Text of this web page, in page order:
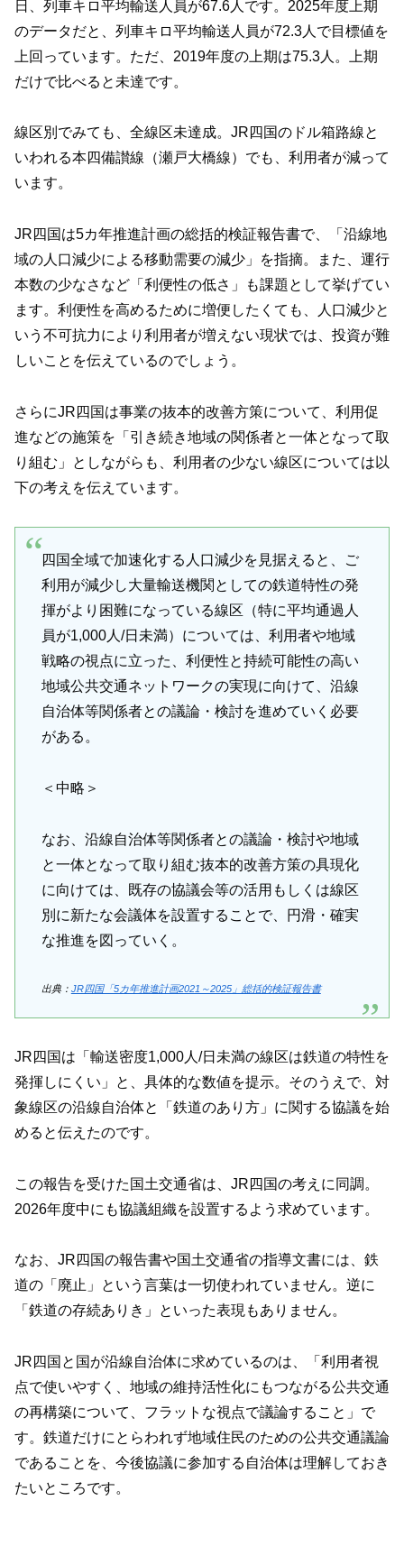
日、列車キロ平均輸送人員が67.6人です。2025年度上期
のデータだと、列車キロ平均輸送人員が72.3人で目標値を
上回っています。ただ、2019年度の上期は75.3人。上期
だけで比べると未達です。
線区別でみても、全線区未達成。JR四国のドル箱路線と
いわれる本四備讃線（瀬戸大橋線）でも、利用者が減って
います。
JR四国は5カ年推進計画の総括的検証報告書で、「沿線地
域の人口減少による移動需要の減少」を指摘。また、運行
本数の少なさなど「利便性の低さ」も課題として挙げてい
ます。利便性を高めるために増便したくても、人口減少と
いう不可抗力により利用者が増えない現状では、投資が難
しいことを伝えているのでしょう。
さらにJR四国は事業の抜本的改善方策について、利用促
進などの施策を「引き続き地域の関係者と一体となって取
り組む」としながらも、利用者の少ない線区については以
下の考えを伝えています。
四国全域で加速化する人口減少を見据えると、ご
利用が減少し大量輸送機関としての鉄道特性の発
揮がより困難になっている線区（特に平均通過人
員が1,000人/日未満）については、利用者や地域
戦略の視点に立った、利便性と持続可能性の高い
地域公共交通ネットワークの実現に向けて、沿線
自治体等関係者との議論・検討を進めていく必要
がある。
＜中略＞
なお、沿線自治体等関係者との議論・検討や地域
と一体となって取り組む抜本的改善方策の具現化
に向けては、既存の協議会等の活用もしくは線区
別に新たな会議体を設置することで、円滑・確実
な推進を図っていく。
出典： JR四国「5カ年推進計画2021～2025」総括的検証報告書
JR四国は「輸送密度1,000人/日未満の線区は鉄道の特性を
発揮しにくい」と、具体的な数値を提示。そのうえで、対
象線区の沿線自治体と「鉄道のあり方」に関する協議を始
めると伝えたのです。
この報告を受けた国土交通省は、JR四国の考えに同調。
2026年度中にも協議組織を設置するよう求めています。
なお、JR四国の報告書や国土交通省の指導文書には、鉄
道の「廃止」という言葉は一切使われていません。逆に
「鉄道の存続ありき」といった表現もありません。
JR四国と国が沿線自治体に求めているのは、「利用者視
点で使いやすく、地域の維持活性化にもつながる公共交通
の再構築について、フラットな視点で議論すること」で
す。鉄道だけにとらわれず地域住民のための公共交通議論
であることを、今後協議に参加する自治体は理解しておき
たいところです。